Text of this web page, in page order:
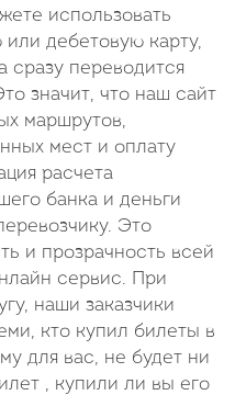
использовать
дебетовую карту,
сразу переводится
значит, что наш сайт
маршрутов,
мест и оплату
расчета
банка и деньги
Это
и прозрачность всей
сервис. При
наши заказчики
кто купил билеты в
для вас, не будет ни
, купили ли вы его